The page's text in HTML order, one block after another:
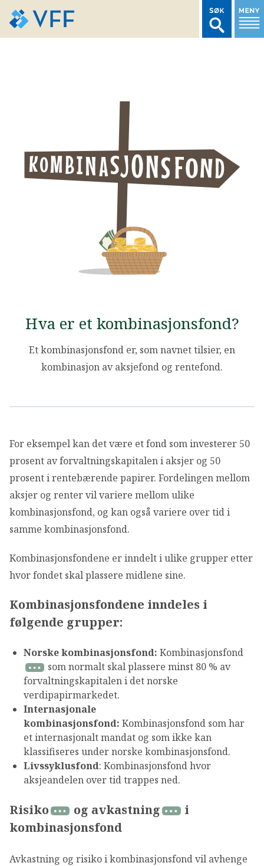
FONDSDATA
IN ENGLISH
Hva er et kombinasjonsfond?
Et kombinasjonsfond er, som navnet tilsier, en
kombinasjon av aksjefond og rentefond.
For eksempel kan det være et fond som investerer 50
prosent av forvaltningskapitalen i aksjer og 50
prosent i rentebærende papirer. Fordelingen mellom
aksjer og renter vil variere mellom ulike
kombinasjonsfond, og kan også variere over tid i
samme kombinasjonsfond.
Kombinasjonsfondene er inndelt i ulike grupper etter
hvor fondet skal plassere midlene sine.
Kombinasjonsfondene inndeles i
følgende grupper:
Norske kombinasjonsfond: Kombinasjonsfond
som normalt skal plassere minst 80 % av
forvaltningskapitalen i det norske
verdipapirmarkedet.
Internasjonale
kombinasjonsfond: Kombinasjonsfond som har
et internasjonalt mandat og som ikke kan
klassifiseres under norske kombinasjonsfond.
Livssyklusfond: Kombinasjonsfond hvor
aksjeandelen over tid trappes ned.
Risiko og avkastning
i
kombinasjonsfond
Avkastning og risiko i kombinasjonsfond vil avhenge